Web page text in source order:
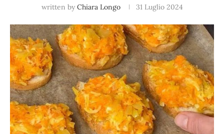
written by Chiara Longo 31 Luglio 2024